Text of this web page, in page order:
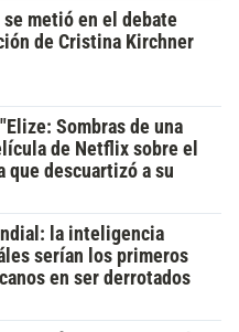
metió en el debate
de Cristina Kirchner
Sombras de una
de Netflix sobre el
que descuartizó a su
la inteligencia
serían los primeros
en ser derrotados